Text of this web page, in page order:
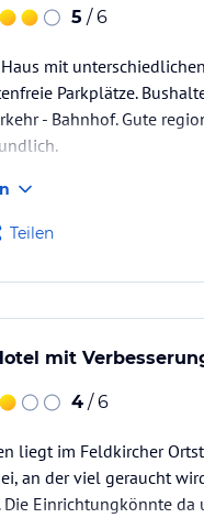
5 / 6
mit
Parkplätze.
- Bahnhof. Gute
Teilen
mit
4 / 6
liegt im Feldkircher
an der viel geraucht
Einrichtungkönnte